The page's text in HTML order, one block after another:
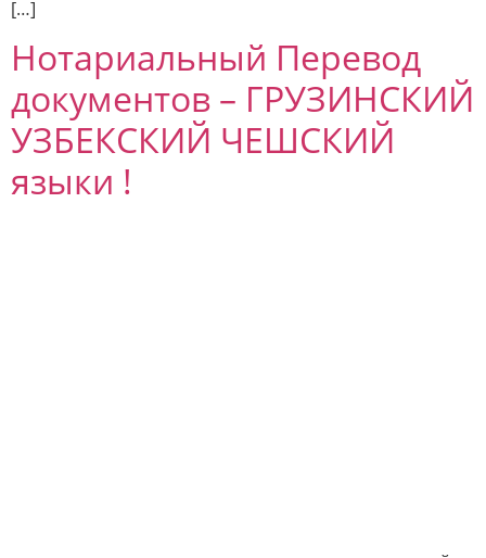
[…]
Нотариальный Перевод
документов – ГРУЗИНСКИЙ
УЗБЕКСКИЙ ЧЕШСКИЙ
языки !